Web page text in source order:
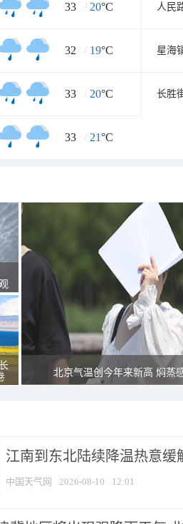
33 / 20°C 人民
32 / 19°C 星海
33 / 20°C 长胜
33 / 21°C
北京气温创今年来新高 焖蒸
江南到东北陆续降温热意缓
中国天气网 2026-08-10 12:01